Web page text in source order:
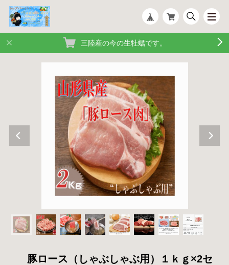
三陸産の今の生牡蠣です。
豚ロース（しゃぶしゃぶ用）１ｋｇ×2セ